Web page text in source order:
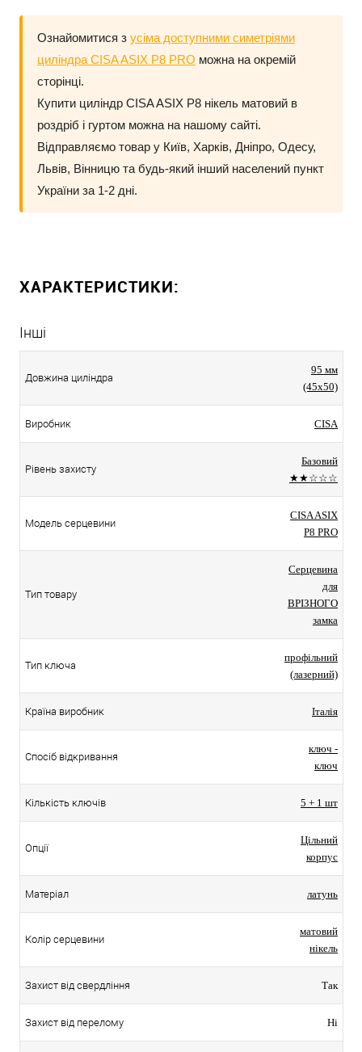
Ознайомитися з усіма доступними симетріями
циліндра CISA ASIX P8 PRO можна на окремій
сторінці.
Купити циліндр CISA ASIX P8 нікель матовий в
роздріб і гуртом можна на нашому сайті.
Відправляємо товар у Київ, Харків, Дніпро, Одесу,
Львів, Вінницю та будь-який інший населений пункт
України за 1-2 дні.
ХАРАКТЕРИСТИКИ:
Інші
Довжина циліндра
95 мм
(45x50)
Виробник CISA
Рівень захисту
Базовий
★★☆☆☆
Модель серцевини
CISA ASIX
P8 PRO
Тип товару
Серцевина
для
ВРІЗНОГО
замка
Тип ключа
профільний
(лазерний)
Країна виробник Італія
Спосіб відкривання
ключ -
ключ
Кількість ключів 5 + 1 шт
Опції
Цільний
корпус
Матеріал латунь
Колір серцевини
матовий
нікель
Захист від свердління Так
Захист від перелому Ні